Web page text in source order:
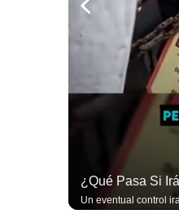
Condiciones